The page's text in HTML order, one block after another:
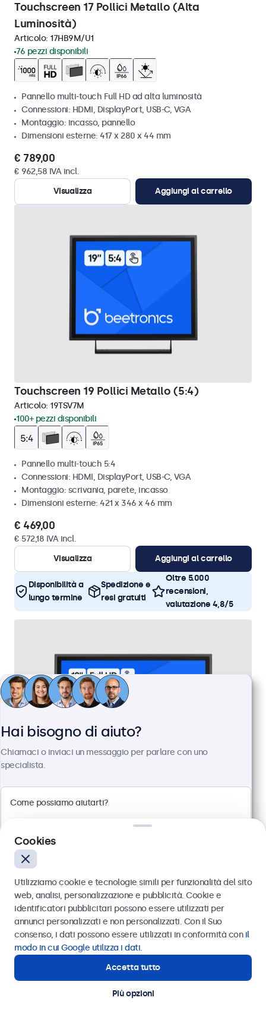
Touchscreen 17 Pollici Metallo (Alta
Luminosità)
Articolo: 17HB9M/U1
76 pezzi disponibili
Pannello multi-touch Full HD ad alta luminosità
Connessioni: HDMI, DisplayPort, USB-C, VGA
Montaggio: incasso, pannello
Dimensioni esterne: 417 x 280 x 44 mm
€ 789,00
€ 962,58 IVA incl.
Visualizza
Aggiungi al carrello
Touchscreen 19 Pollici Metallo (5:4)
Articolo: 19TSV7M
100+ pezzi disponibili
Pannello multi-touch 5:4
Connessioni: HDMI, DisplayPort, USB-C, VGA
Montaggio: scrivania, parete, incasso
Dimensioni esterne: 421 x 346 x 46 mm
€ 469,00
€ 572,18 IVA incl.
Visualizza
Aggiungi al carrello
Disponibilità a
lungo termine
Spedizione e
resi gratuiti
Oltre 5.000
recensioni,
valutazione 4,8/5
Touchscreen 19 Pollici Metallo
Pannello multi-touch Full HD
Connessioni: HDMI, DisplayPort, USB-C, VGA
Montaggio: scrivania, parete, incasso
Dimensioni esterne: 481 x 294 x 45 mm
€ 569,00
€ 694,18 IVA incl.
Aggiungi al carrello
Hai bisogno di aiuto?
Chiamaci o inviaci un messaggio per parlare con uno
specialista.
Inviare
Oppure chiamaci al
Contatta i nostri esperti
Cookies
Utilizziamo cookie e tecnologie simili per funzionalità del sito
web, analisi, personalizzazione e pubblicità. Cookie e
identificatori pubblicitari possono essere utilizzati per
annunci personalizzati e non personalizzati. Con il Suo
consenso, i dati possono essere utilizzati in conformità con il
modo in cui Google utilizza i dati.
Accetta tutto
Più opzioni